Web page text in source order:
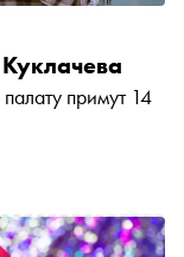
примут 14